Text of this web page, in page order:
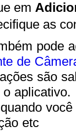
em
as
pode
de
são
o
etc